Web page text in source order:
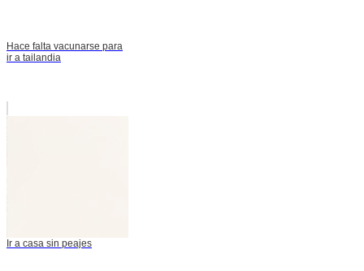
Hace falta vacunarse para
ir a tailandia
Ir a casa sin peajes